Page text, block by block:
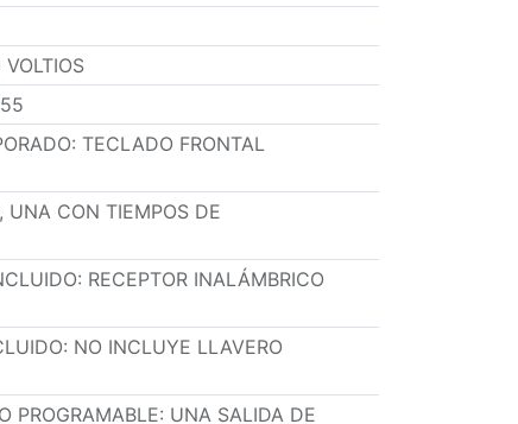
: TECLADO FRONTAL
UNA CON TIEMPOS DE
: RECEPTOR INALÁMBRICO
: NO INCLUYE LLAVERO
PROGRAMABLE: UNA SALIDA DE